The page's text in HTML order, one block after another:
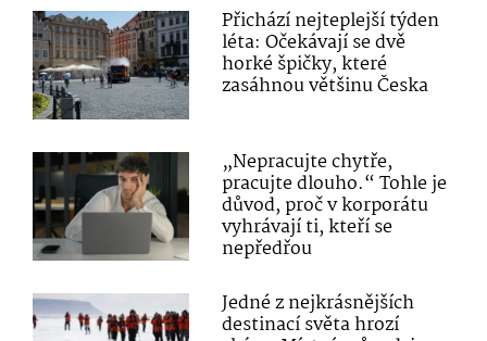
Přichází nejteplejší týden
léta: Očekávají se dvě
horké špičky, které
zasáhnou většinu Česka
„Nepracujte chytře,
pracujte dlouho.“ Tohle je
důvod, proč v korporátu
vyhrávají ti, kteří se
nepředřou
Jedné z nejkrásnějších
destinací světa hrozí